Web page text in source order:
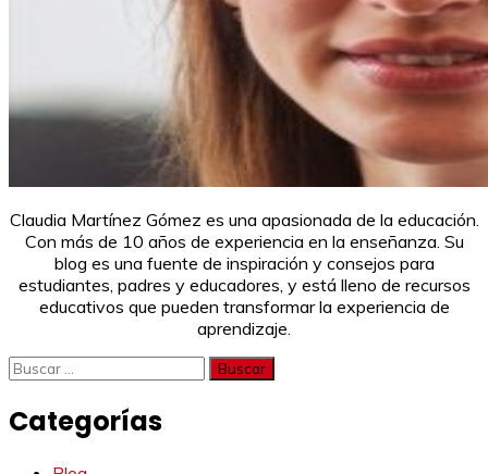
Claudia Martínez Gómez es una apasionada de la educación.
Con más de 10 años de experiencia en la enseñanza. Su
blog es una fuente de inspiración y consejos para
estudiantes, padres y educadores, y está lleno de recursos
educativos que pueden transformar la experiencia de
aprendizaje.
Buscar:
Categorías